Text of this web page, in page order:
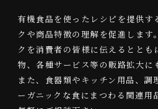
有機食品を使ったレシピを提供す
クや商品特徴の理解を促進します
クを消費者の皆様に伝えるととも
物、各種サービス等の販路拡大に
また、食器類やキッチン用品、調
ーガニックな食にまつわる関連用